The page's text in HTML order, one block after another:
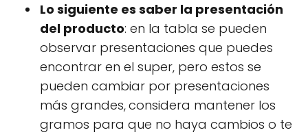
Lo siguiente es saber la presentación
del producto: en la tabla se pueden
observar presentaciones que puedes
encontrar en el super, pero estos se
pueden cambiar por presentaciones
más grandes,considera mantener los
gramos para que no haya cambios o te